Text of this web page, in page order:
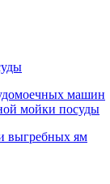
машин
мойки посуды
выгребных ям